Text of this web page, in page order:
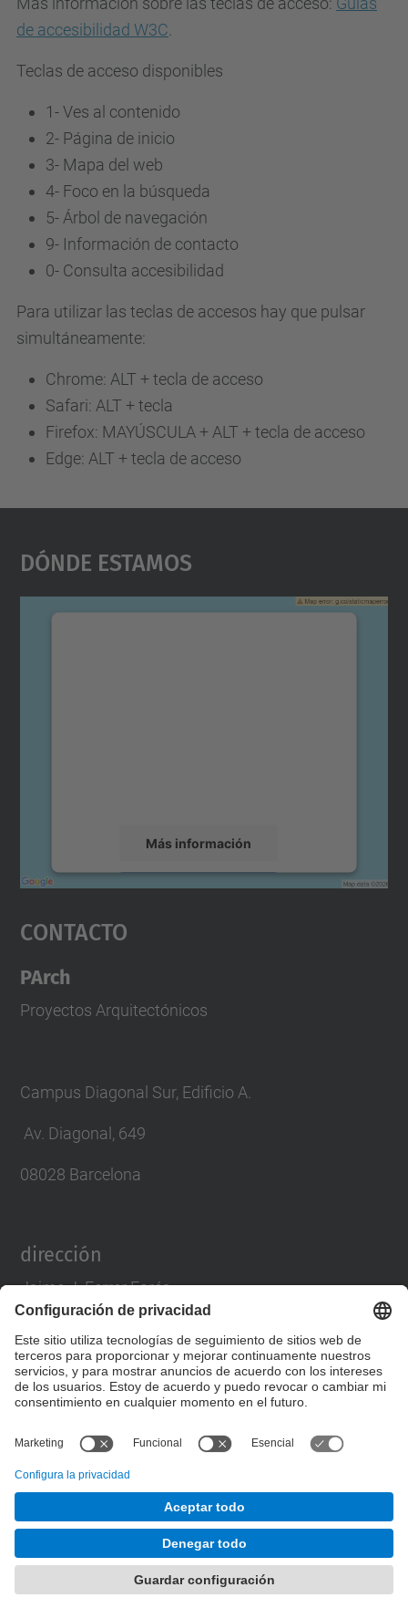
de accesibilidad W3C
Teclas de acceso disponibles
1- Ves al contenido
2- Página de inicio
3- Mapa del web
4- Foco en la búsqueda
5- Árbol de navegación
9- Información de contacto
0- Consulta accesibilidad
Para utilizar las teclas de accesos hay que pulsar
simultáneamente:
Chrome: ALT + tecla de acceso
Safari: ALT + tecla
Firefox: MAYÚSCULA + ALT + tecla de acceso
Edge: ALT + tecla de acceso
Dónde Estamos
Más información
Aceptar
powered by
Contacto
PArch
Proyectos Arquitectónicos
Campus Diagonal Sur, Edificio A.
Av. Diagonal, 649
08028 Barcelona
dirección
Jaime J. Ferrer Forés
tlf. 93 401 63 88
Formulario de contacto
Departamento de Proyectos Arquitectónicos
Desarrollado con